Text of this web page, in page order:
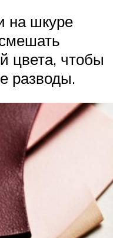
на шкуре
цвета, чтобы
разводы.